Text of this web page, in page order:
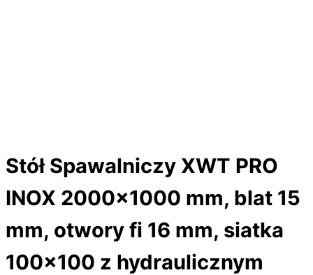
Stół Spawalniczy XWT PRO
INOX 2000×1000 mm, blat 15
mm, otwory fi 16 mm, siatka
100×100 z hydraulicznym